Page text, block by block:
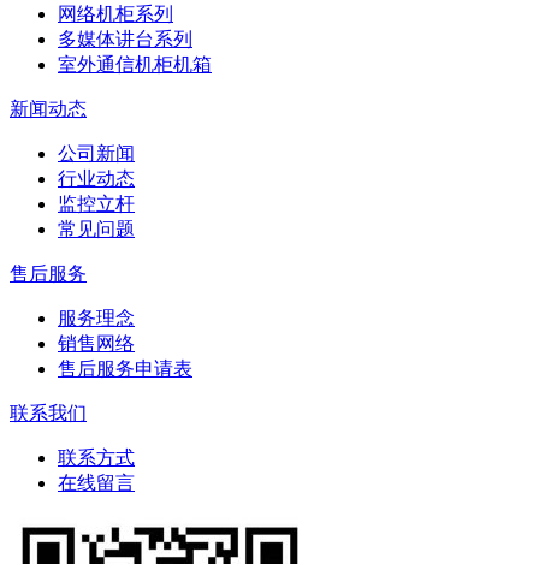
网络机柜系列
多媒体讲台系列
室外通信机柜机箱
新闻动态
公司新闻
行业动态
监控立杆
常见问题
售后服务
服务理念
销售网络
售后服务申请表
联系我们
联系方式
在线留言